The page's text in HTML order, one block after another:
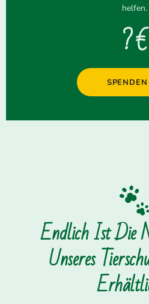
helfen.
? €
Endlich Ist Die
Unseres